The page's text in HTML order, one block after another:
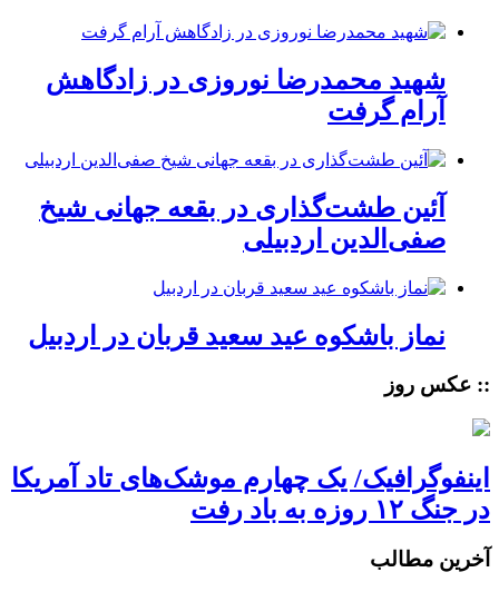
شهید محمدرضا نوروزی در زادگاهش
آرام گرفت
آئین طشت‌گذاری در بقعه جهانی شیخ
صفی‌الدین اردبیلی
نماز باشکوه عید سعید قربان در اردبیل
:: عکس روز
اینفوگرافیک/ یک چهارم موشک‌های تاد آمریکا
در جنگ ۱۲ روزه به باد رفت
آخرین مطالب